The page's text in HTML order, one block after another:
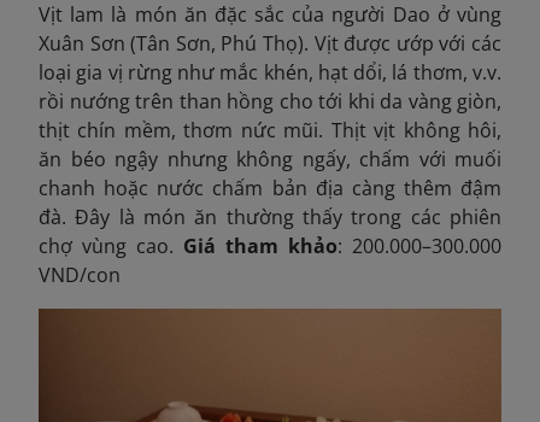
Vịt lam là món ăn đặc sắc của người Dao ở vùng
Xuân Sơn (Tân Sơn, Phú Thọ). Vịt được ướp với các
loại gia vị rừng như mắc khén, hạt dổi, lá thơm, v.v.
rồi nướng trên than hồng cho tới khi da vàng giòn,
thịt chín mềm, thơm nức mũi. Thịt vịt không hôi,
ăn béo ngậy nhưng không ngấy, chấm với muối
chanh hoặc nước chấm bản địa càng thêm đậm
đà. Đây là món ăn thường thấy trong các phiên
chợ vùng cao. Giá tham khảo: 200.000–300.000
VND/con